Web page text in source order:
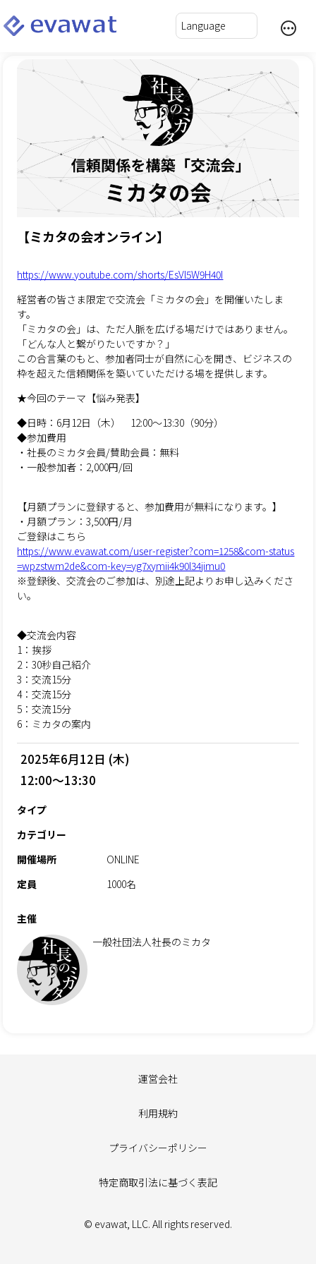
【ミカタの会オンライン】
https://www.youtube.com/shorts/EsVl5W9H40I
経営者の皆さま限定で交流会「ミカタの会」を開催いたしま
す。
「ミカタの会」は、ただ人脈を広げる場だけではありません。
「どんな人と繋がりたいですか？」
この合言葉のもと、参加者同士が自然に心を開き、ビジネスの
枠を超えた信頼関係を築いていただける場を提供します。
★今回のテーマ【悩み発表】
◆日時：6月12日（木） 12:00〜13:30（90分）
◆参加費用
・社長のミカタ会員/賛助会員：無料
・一般参加者：2,000円/回
【月額プランに登録すると、参加費用が無料になります。】
・月額プラン：3,500円/月
ご登録はこちら
https://www.evawat.com/user-register?com=1258&com-status
=wpzstwm2de&com-key=yg7xymii4k90l34jimu0
※登録後、交流会のご参加は、別途上記よりお申し込みくださ
い。
◆交流会内容
1：挨拶
2：30秒自己紹介
3：交流15分
4：交流15分
5：交流15分
6：ミカタの案内
2025年6月12日 (木)
12:00～13:30
タイプ
カテゴリー
開催場所
ONLINE
定員
1000名
主催
一般社団法人社長のミカタ
運営会社
利用規約
プライバシーポリシー
特定商取引法に基づく表記
© evawat, LLC. All rights reserved.